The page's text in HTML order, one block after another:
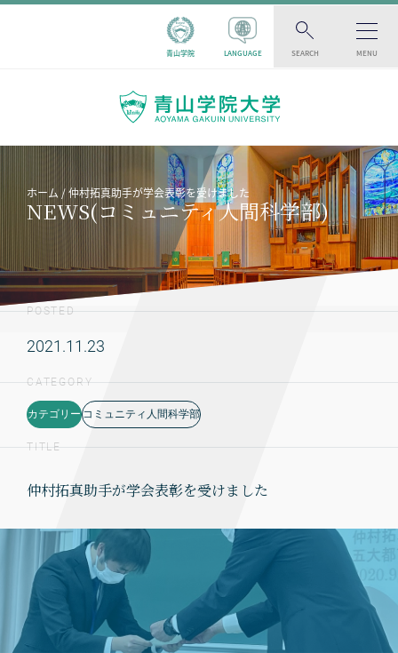
青山学院 LANGUAGE SEARCH MENU
ホーム 仲村拓真助手が学会表彰を受けました
NEWS(コミュニティ人間科学部)
POSTED
2021.11.23
CATEGORY
カテゴリー コミュニティ人間科学部
TITLE
仲村拓真助手が学会表彰を受けました